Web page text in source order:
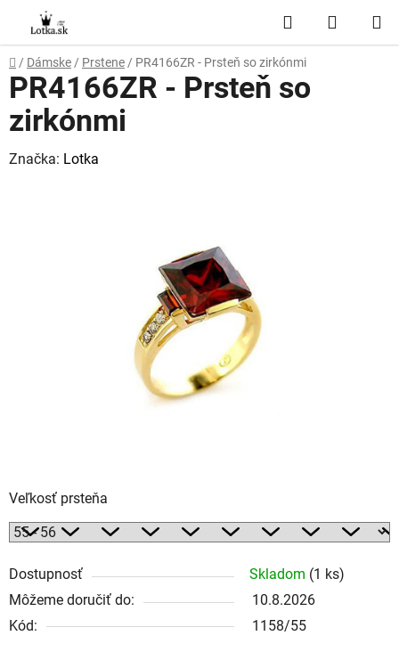
obsah
Hľadať
KOŠÍK
Domov
/ Dámske / Prstene / PR4166ZR - Prsteň so zirkónmi
Veľkosť prsteňa
Dostupnosť Skladom (1 ks)
Môžeme doručiť do:
10.8.2026
Kód:
1158/55
PR4166ZR - Prsteň so
zirkónmi
Značka: Lotka